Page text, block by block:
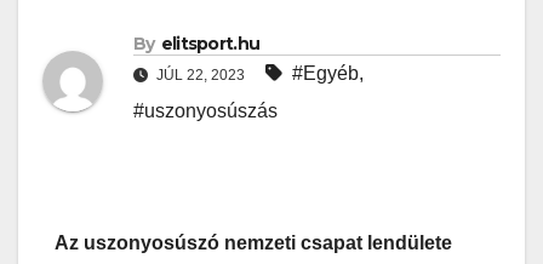
By elitsport.hu
JÚL 22, 2023 #Egyéb,
#uszonyosúszás
Az uszonyosúszó nemzeti csapat lendülete